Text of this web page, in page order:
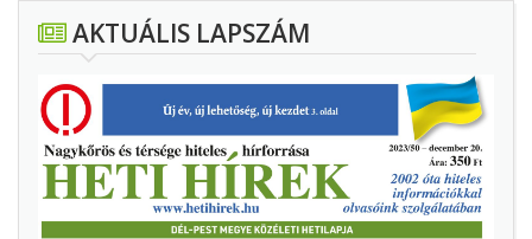
AKTUÁLIS LAPSZÁM